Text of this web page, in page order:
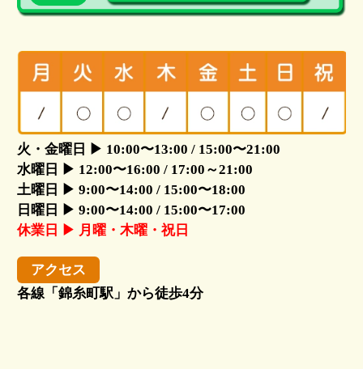
火・金曜日 ▶ 10:00〜13:00 / 15:00〜21:00
水曜日 ▶ 12:00〜16:00 / 17:00～21:00
土曜日 ▶ 9:00〜14:00 / 15:00〜18:00
日曜日 ▶ 9:00〜14:00 / 15:00〜17:00
休業日 ▶ 月曜・木曜・祝日
アクセス
各線「錦糸町駅」から徒歩4分